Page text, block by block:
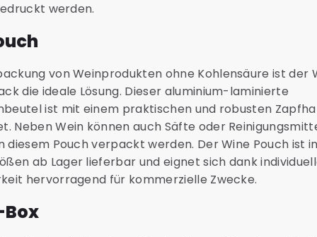
werden.
von Weinprodukten ohne Kohlensäure ist der
die ideale Lösung. Dieser aluminium-laminierte
ist mit einem praktischen und robusten
Neben Wein können auch Säfte oder
diesem Pouch verpackt werden. Der Wine Pouch ist
ab Lager lieferbar und eignet sich dank
hervorragend für kommerzielle Zwecke.